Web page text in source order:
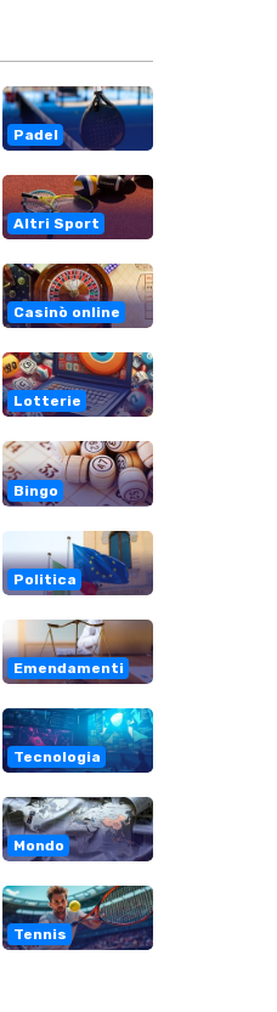
Padel
Altri Sport
Casinò online
Lotterie
Bingo
Politica
Emendamenti
Tecnologia
Mondo
Tennis